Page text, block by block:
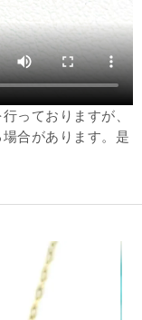
っておりますが、
合があります。是